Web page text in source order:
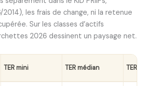
2014), les frais de change, ni la retenue
Sur les classes d’actifs
2026 dessinent un paysage net.
TER mini TER médian TER